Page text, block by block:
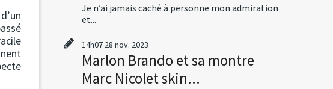
Je n’ai jamais caché à personne mon admiration
et...
14h07 28 nov. 2023
Marlon Brando et sa montre
Marc Nicolet skin...